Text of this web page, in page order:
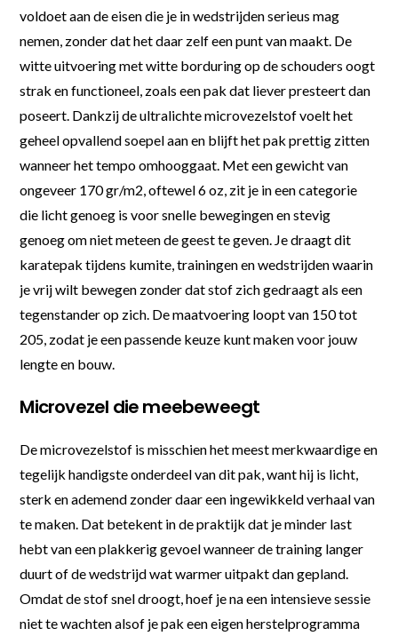
voldoet aan de eisen die je in wedstrijden serieus mag
nemen, zonder dat het daar zelf een punt van maakt. De
witte uitvoering met witte borduring op de schouders oogt
strak en functioneel, zoals een pak dat liever presteert dan
poseert. Dankzij de ultralichte microvezelstof voelt het
geheel opvallend soepel aan en blijft het pak prettig zitten
wanneer het tempo omhooggaat. Met een gewicht van
ongeveer 170 gr/m2, oftewel 6 oz, zit je in een categorie
die licht genoeg is voor snelle bewegingen en stevig
genoeg om niet meteen de geest te geven. Je draagt dit
karatepak tijdens kumite, trainingen en wedstrijden waarin
je vrij wilt bewegen zonder dat stof zich gedraagt als een
tegenstander op zich. De maatvoering loopt van 150 tot
205, zodat je een passende keuze kunt maken voor jouw
lengte en bouw.
Microvezel die meebeweegt
De microvezelstof is misschien het meest merkwaardige en
tegelijk handigste onderdeel van dit pak, want hij is licht,
sterk en ademend zonder daar een ingewikkeld verhaal van
te maken. Dat betekent in de praktijk dat je minder last
hebt van een plakkerig gevoel wanneer de training langer
duurt of de wedstrijd wat warmer uitpakt dan gepland.
Omdat de stof snel droogt, hoef je na een intensieve sessie
niet te wachten alsof je pak een eigen herstelprogramma